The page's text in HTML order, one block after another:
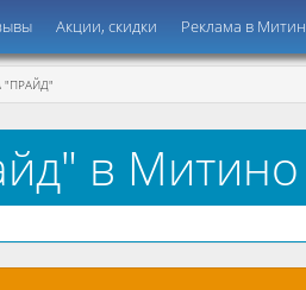
Акции, скидки Реклама в
в Митино